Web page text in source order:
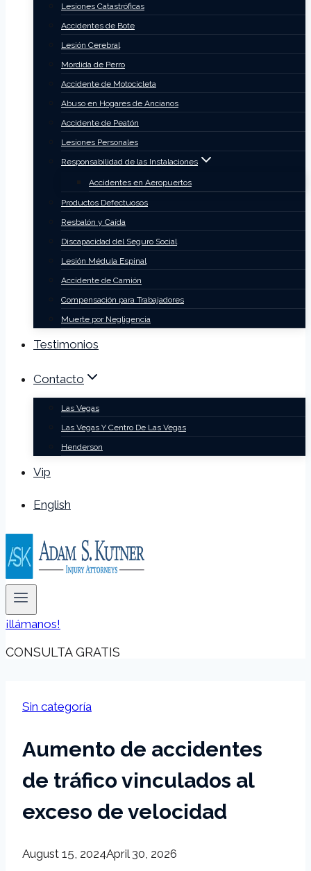
Lesiones Catastróficas
Accidentes de Bote
Lesión Cerebral
Mordida de Perro
Accidente de Motocicleta
Abuso en Hogares de Ancianos
Accidente de Peatón
Lesiones Personales
Responsabilidad de las Instalaciones
Accidentes en Aeropuertos
Productos Defectuosos
Resbalón y Caída
Discapacidad del Seguro Social
Lesión Médula Espinal
Accidente de Camión
Compensación para Trabajadores
Muerte por Negligencia
Testimonios
Contacto
Las Vegas
Las Vegas Y Centro De Las Vegas
Henderson
Vip
English
¡llámanos!
CONSULTA GRATIS
Sin categoría
Aumento de accidentes
de tráfico vinculados al
exceso de velocidad
August 15, 2024April 30, 2026